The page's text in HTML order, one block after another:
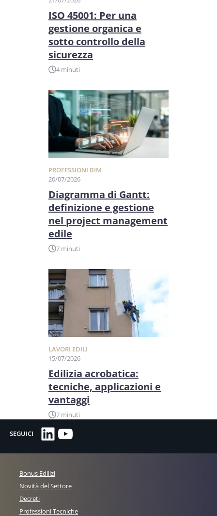
ISO 45001: Per una
gestione organica e
sotto controllo della
sicurezza
4 minuti
PROFESSIONI BIM
20/07/2026
Diagramma di Gantt:
definizione e gestione
nel project management
edile
7 minuti
LAVORI EDILI
15/07/2026
Edilizia acrobatica:
tecniche, applicazioni e
vantaggi
7 minuti
SEGUICI LinkedIn
YouTube
Bonus Edilizi
Novità del Settore
Decreti
Professioni Tecniche